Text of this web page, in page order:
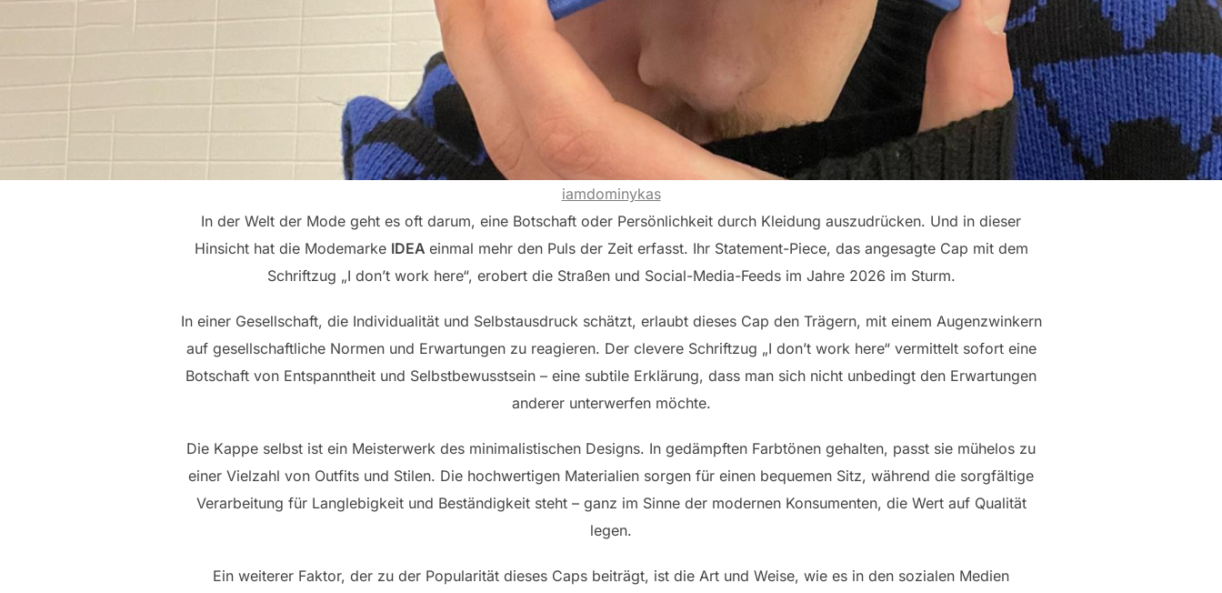
iamdominykas
In der Welt der Mode geht es oft darum, eine Botschaft oder Persönlichkeit durch Kleidung auszudrücken. Und in dieser
Hinsicht hat die Modemarke IDEA einmal mehr den Puls der Zeit erfasst. Ihr Statement-Piece, das angesagte Cap mit dem
Schriftzug „I don’t work here“, erobert die Straßen und Social-Media-Feeds im Jahre 2026 im Sturm.
In einer Gesellschaft, die Individualität und Selbstausdruck schätzt, erlaubt dieses Cap den Trägern, mit einem Augenzwinkern
auf gesellschaftliche Normen und Erwartungen zu reagieren. Der clevere Schriftzug „I don’t work here“ vermittelt sofort eine
Botschaft von Entspanntheit und Selbstbewusstsein – eine subtile Erklärung, dass man sich nicht unbedingt den Erwartungen
anderer unterwerfen möchte.
Die Kappe selbst ist ein Meisterwerk des minimalistischen Designs. In gedämpften Farbtönen gehalten, passt sie mühelos zu
einer Vielzahl von Outfits und Stilen. Die hochwertigen Materialien sorgen für einen bequemen Sitz, während die sorgfältige
Verarbeitung für Langlebigkeit und Beständigkeit steht – ganz im Sinne der modernen Konsumenten, die Wert auf Qualität
legen.
Ein weiterer Faktor, der zu der Popularität dieses Caps beiträgt, ist die Art und Weise, wie es in den sozialen Medien